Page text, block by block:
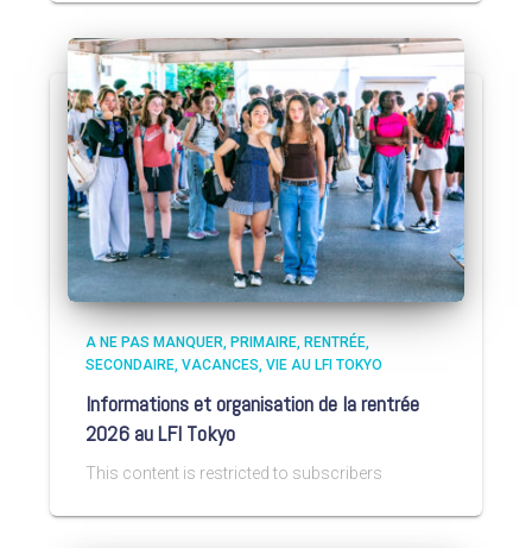
A NE PAS MANQUER PRIMAIRE RENTRÉE
SECONDAIRE VACANCES VIE AU LFI TOKYO
Informations et organisation de la rentrée
2026 au LFI Tokyo
This content is restricted to subscribers